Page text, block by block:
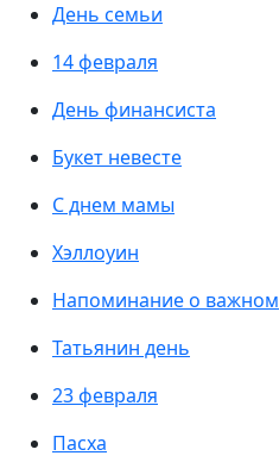
День семьи
14 февраля
День финансиста
Букет невесте
С днем мамы
Хэллоуин
Напоминание о важном
Татьянин день
23 февраля
Пасха